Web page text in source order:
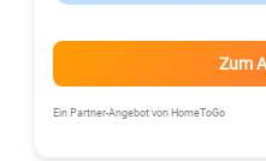
Zum
Ein Partner-Angebot von HomeToGo